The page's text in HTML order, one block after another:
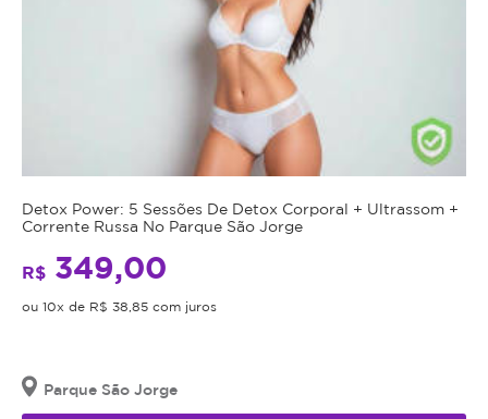
Detox Power: 5 Sessões De Detox Corporal + Ultrassom +
Corrente Russa No Parque São Jorge
R$ 349,00
ou 10x de R$ 38,85 com juros
Parque São Jorge